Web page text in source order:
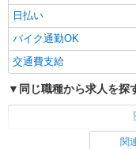
日払い
バイク通勤OK
交通費支給
同じ職種から求人を探
関